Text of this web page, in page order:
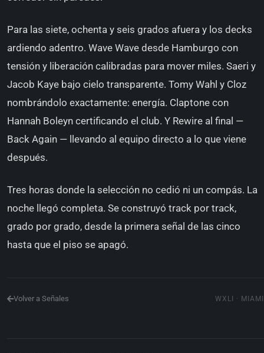
Para las siete, ochenta y seis grados afuera y los decks
ardiendo adentro. Wave Wave desde Hamburgo con
tensión y liberación calibradas para mover miles. Saeri y
Jacob Kaye bajo cielo transparente. Tomy Wahl y Cloz
nombrándolo exactamente: energía. Claptone con
Hannah Boleyn certificando el club. Y Rewire al final —
Back Again — llevando al equipo directo a lo que viene
después.
Tres horas donde la selección no cedió ni un compás. La
noche llegó completa. Se construyó track por track,
grado por grado, desde la primera señal de las cinco
hasta que el piso se apagó.
Volver a Señales WXLI · MIAMI